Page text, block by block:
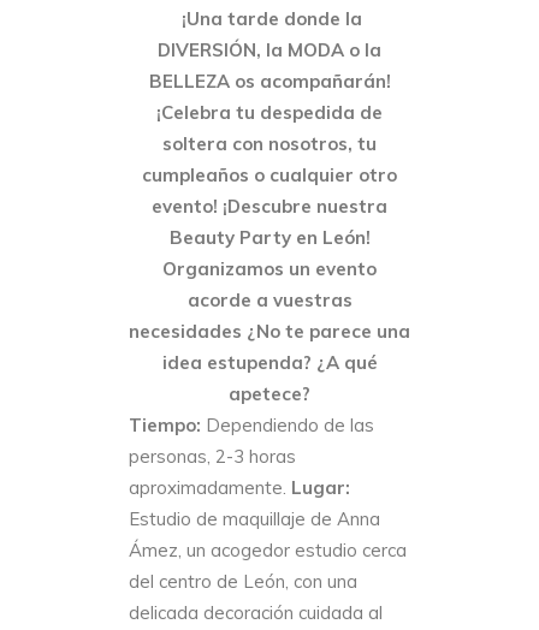
¡Una tarde donde la
DIVERSIÓN, la MODA o la
BELLEZA os acompañarán!
¡Celebra tu despedida de
soltera con nosotros, tu
cumpleaños o cualquier otro
evento! ¡Descubre nuestra
Beauty Party en León!
Organizamos un evento
acorde a vuestras
necesidades ¿No te parece una
idea estupenda? ¿A qué
apetece?
Tiempo: Dependiendo de las
personas, 2-3 horas
aproximadamente. Lugar:
Estudio de maquillaje de Anna
Ámez, un acogedor estudio cerca
del centro de León, con una
delicada decoración cuidada al